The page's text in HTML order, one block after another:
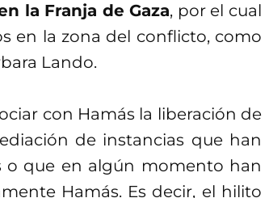
la Franja de Gaza, por el cual
en la zona del conflicto, como
Lando.
con Hamás la liberación de
de instancias que han
o que en algún momento han
Hamás. Es decir, el hilito